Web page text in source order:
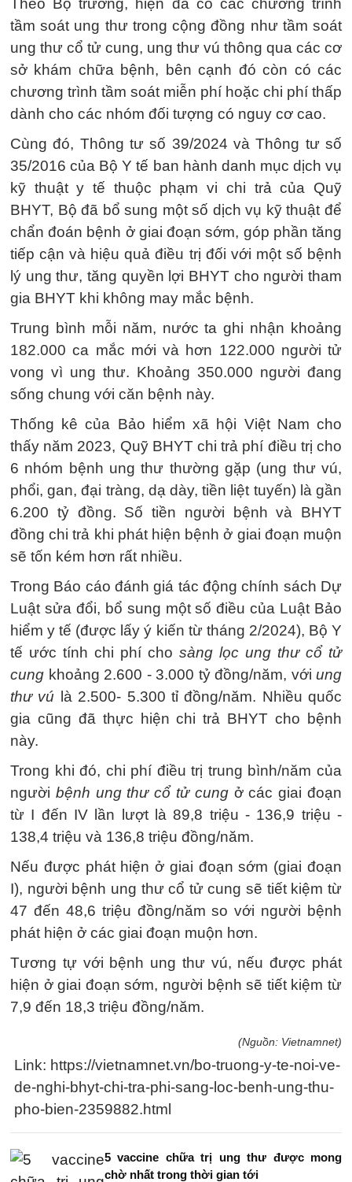
Theo Bộ trưởng, hiện đã có các chương trình
tầm soát ung thư trong cộng đồng như tầm soát
ung thư cổ tử cung, ung thư vú thông qua các cơ
sở khám chữa bệnh, bên cạnh đó còn có các
chương trình tầm soát miễn phí hoặc chi phí thấp
dành cho các nhóm đối tượng có nguy cơ cao.
Cùng đó, Thông tư số 39/2024 và Thông tư số
35/2016 của Bộ Y tế ban hành danh mục dịch vụ
kỹ thuật y tế thuộc phạm vi chi trả của Quỹ
BHYT, Bộ đã bổ sung một số dịch vụ kỹ thuật để
chẩn đoán bệnh ở giai đoạn sớm, góp phần tăng
tiếp cận và hiệu quả điều trị đối với một số bệnh
lý ung thư, tăng quyền lợi BHYT cho người tham
gia BHYT khi không may mắc bệnh.
Trung bình mỗi năm, nước ta ghi nhận khoảng
182.000 ca mắc mới và hơn 122.000 người tử
vong vì ung thư. Khoảng 350.000 người đang
sống chung với căn bệnh này.
Thống kê của Bảo hiểm xã hội Việt Nam cho
thấy năm 2023, Quỹ BHYT chi trả phí điều trị cho
6 nhóm bệnh ung thư thường gặp (ung thư vú,
phổi, gan, đại tràng, dạ dày, tiền liệt tuyến) là gần
6.200 tỷ đồng. Số tiền người bệnh và BHYT
đồng chi trả khi phát hiện bệnh ở giai đoạn muộn
sẽ tốn kém hơn rất nhiều.
Trong Báo cáo đánh giá tác động chính sách Dự
Luật sửa đổi, bổ sung một số điều của Luật Bảo
hiểm y tế (được lấy ý kiến từ tháng 2/2024), Bộ Y
tế ước tính chi phí cho sàng lọc ung thư cổ tử
cung khoảng 2.600 - 3.000 tỷ đồng/năm, với ung
thư vú
là 2.500- 5.300 tỉ đồng/năm. Nhiều quốc
gia cũng đã thực hiện chi trả BHYT cho bệnh
này.
Trong khi đó, chi phí điều trị trung bình/năm của
người bệnh ung thư cổ tử cung ở các giai đoạn
từ I đến IV lần lượt là 89,8 triệu - 136,9 triệu -
138,4 triệu và 136,8 triệu đồng/năm.
Nếu được phát hiện ở giai đoạn sớm (giai đoạn
I), người bệnh ung thư cổ tử cung sẽ tiết kiệm từ
47 đến 48,6 triệu đồng/năm so với người bệnh
phát hiện ở các giai đoạn muộn hơn.
Tương tự với bệnh ung thư vú, nếu được phát
hiện ở giai đoạn sớm, người bệnh sẽ tiết kiệm từ
7,9 đến 18,3 triệu đồng/năm.
(Nguồn: Vietnamnet)
Link: https://vietnamnet.vn/bo-truong-y-te-noi-ve-
de-nghi-bhyt-chi-tra-phi-sang-loc-benh-ung-thu-
pho-bien-2359882.html
5 vaccine chữa trị ung thư được mong
chờ nhất trong thời gian tới